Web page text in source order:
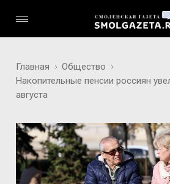
Главная
Общество
Накопительные пенсии россиян
августа